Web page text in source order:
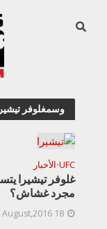
وسمغلوفر
UFC
•الأخبار
غلوفر تيشيرا
مجرد غشاش؟
18 August,2016